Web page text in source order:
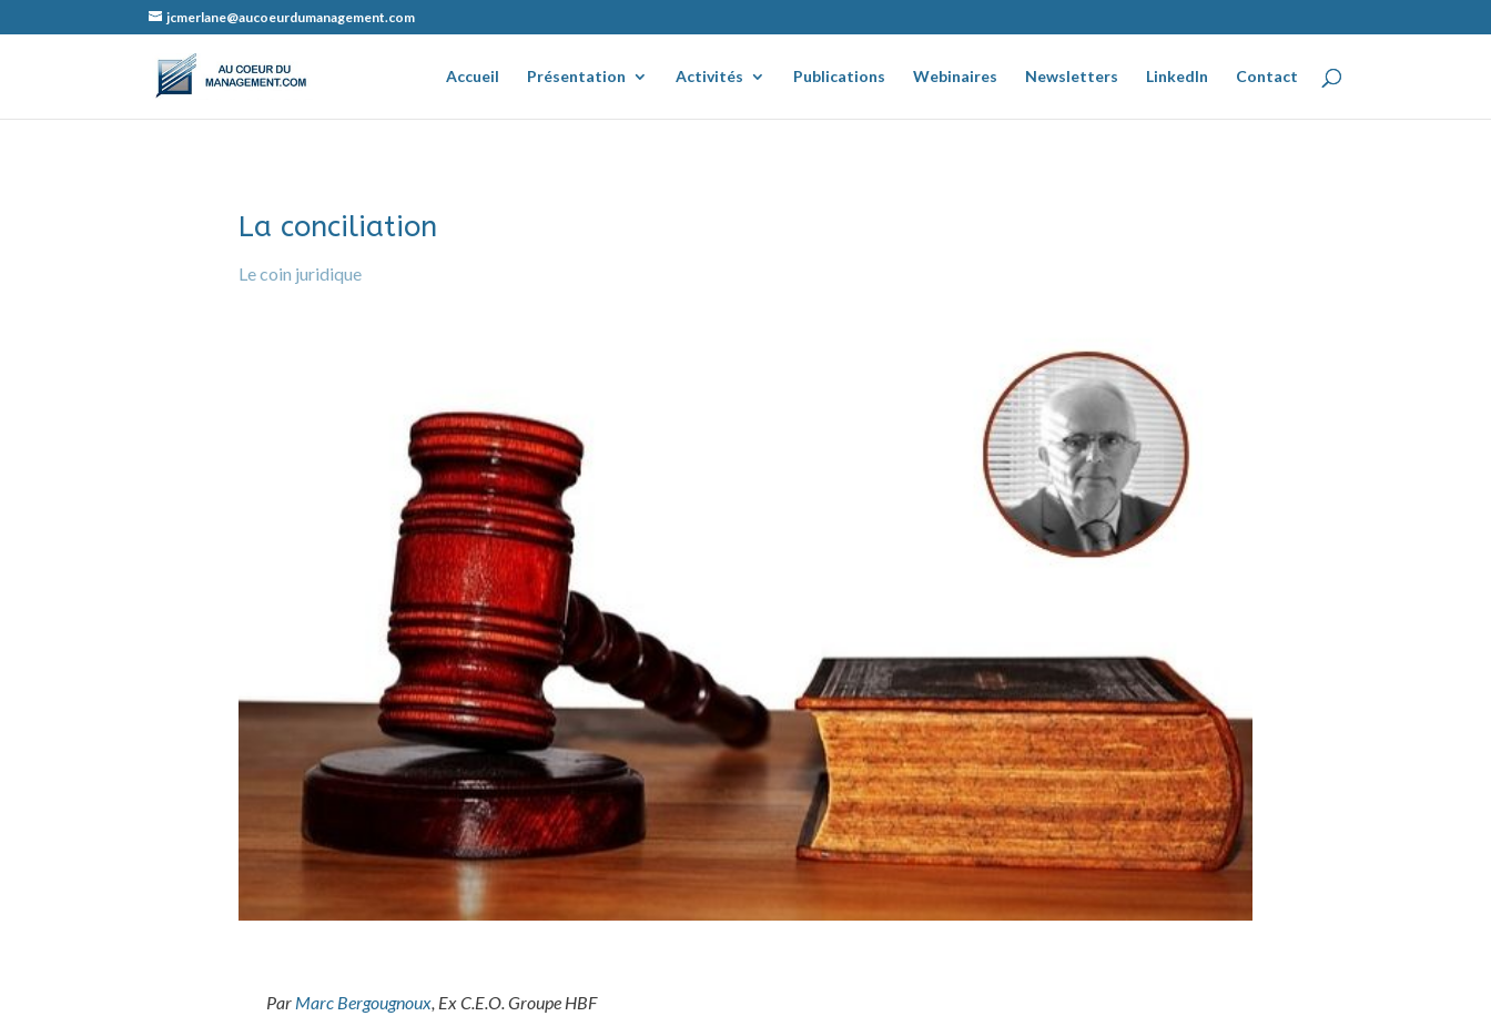
jcmerlane@aucoeurdumanagement.com
Accueil Présentation Activités Publications Webinaires Newsletters LinkedIn Contact
La conciliation
Le coin juridique
Par Marc Bergougnoux, Ex C.E.O. Groupe HBF